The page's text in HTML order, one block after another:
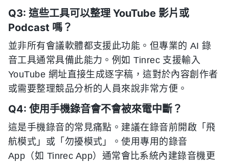
Q3: 這些工具可以整理 YouTube 影片或
Podcast 嗎？
並非所有會議軟體都支援此功能。但專業的 AI 錄
音工具通常具備此能力。例如 Tinrec 支援輸入
YouTube 網址直接生成逐字稿，這對於內容創作者
或需要整理競品分析的人員來說非常方便。
Q4: 使用手機錄音會不會被來電中斷？
這是手機錄音的常見痛點。建議在錄音前開啟「飛
航模式」或「勿擾模式」。使用專用的錄音
App（如 Tinrec App）通常會比系統內建錄音機更